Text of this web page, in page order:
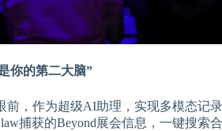
你的第二大脑”
前，作为超级AI助理，实现多模态
捕获的Beyond展会信息，一键搜